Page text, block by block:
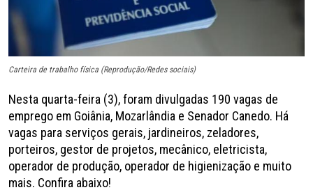
Carteira de trabalho física (Reprodução/Redes sociais)
Nesta quarta-feira (3), foram divulgadas 190 vagas de
emprego em Goiânia, Mozarlândia e Senador Canedo. Há
vagas para serviços gerais, jardineiros, zeladores,
porteiros, gestor de projetos, mecânico, eletricista,
operador de produção, operador de higienização e muito
mais. Confira abaixo!